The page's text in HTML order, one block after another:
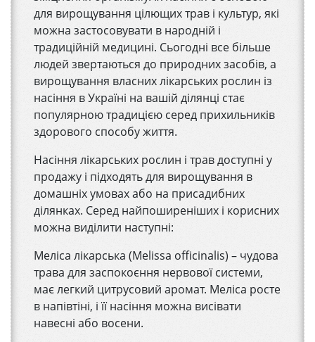
для вирощування цілющих трав і культур, які
можна застосовувати в народній і
традиційній медицині. Сьогодні все більше
людей звертаються до природних засобів, а
вирощування власних лікарських рослин із
насіння в Україні на вашій ділянці стає
популярною традицією серед прихильників
здорового способу життя.
Насіння лікарських рослин і трав доступні у
продажу і підходять для вирощування в
домашніх умовах або на присадибних
ділянках. Серед найпоширеніших і корисних
можна виділити наступні:
Меліса лікарська (Melissa officinalis) – чудова
трава для заспокоєння нервової системи,
має легкий цитрусовий аромат. Меліса росте
в напівтіні, і її насіння можна висівати
навесні або восени.